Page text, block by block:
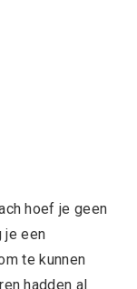
hoef je geen
je een
te kunnen
hadden al